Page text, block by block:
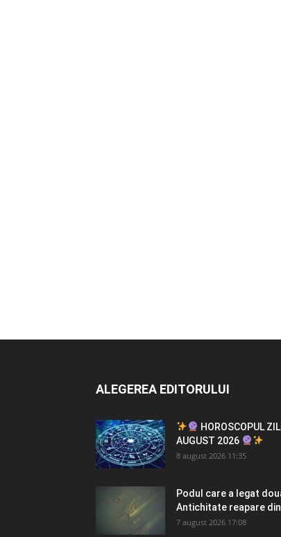
ALEGEREA EDITORULUI
HOROSCOPUL
AUGUST 2026
8 august 2026 11:35
Podul care a legat
Antichitate reapare
7 august 2026 17:08